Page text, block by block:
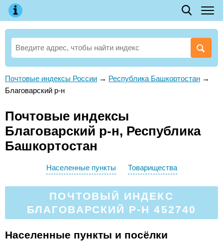
Почтовые индексы России → Республика Башкортостан →
Благоварский р-н
Почтовые индексы
Благоварский р-н, Республика
Башкортостан
Населенные пункты Товарищества
ПОЧТОВЫЙ ИНДЕКС
БЛАГОВАРСКИЙ Р-Н 452740
Населенные пункты и посёлки